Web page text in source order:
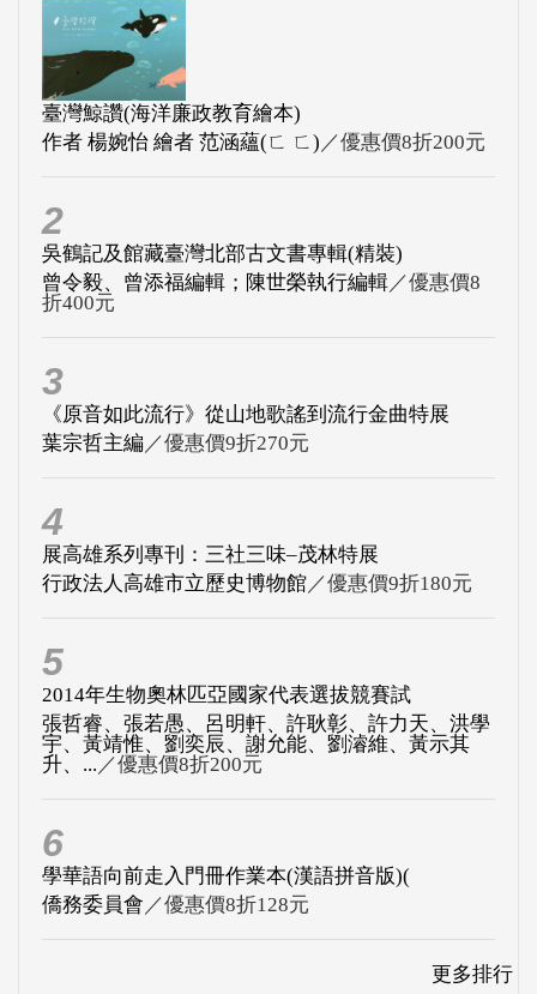
臺灣鯨讚(海洋廉政教育繪本)
作者 楊婉怡 繪者 范涵蘊(ㄈ ㄈ) ／優惠價8折200元
2
吳鶴記及館藏臺灣北部古文書專輯(精裝)
曾令毅、曾添福編輯；陳世榮執行編輯／優惠價8
折400元
3
《原音如此流行》從山地歌謠到流行金曲特展
葉宗哲主編 ／優惠價9折270元
4
展高雄系列專刊：三社三味–茂林特展
行政法人高雄市立歷史博物館／優惠價9折180元
5
2014年生物奧林匹亞國家代表選拔競賽試
張哲睿、張若愚、呂明軒、許耿彰、許力天、洪學
宇、黃靖惟、劉奕辰、謝允能、劉濬維、黃示其
升、... ／優惠價8折200元
6
學華語向前走入門冊作業本(漢語拼音版)(
僑務委員會 ／優惠價8折128元
更多排行